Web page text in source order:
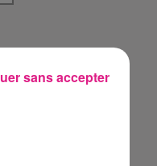
sans accepter